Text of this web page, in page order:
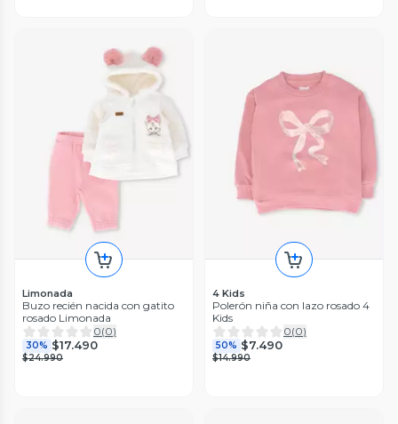
Limonada
Buzo recién nacida con gatito
rosado Limonada
0(0)
30% $17.490
$24.990
4 Kids
Polerón niña con lazo rosado 4
Kids
0(0)
50% $7.490
$14.990